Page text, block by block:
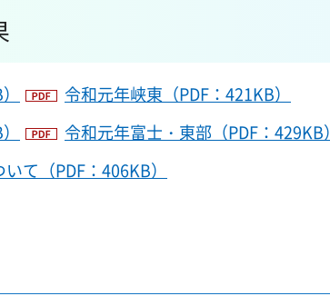
令和元年峡東（PDF：421KB）
令和元年富士・東部（PDF：429KB）
て（PDF：406KB）